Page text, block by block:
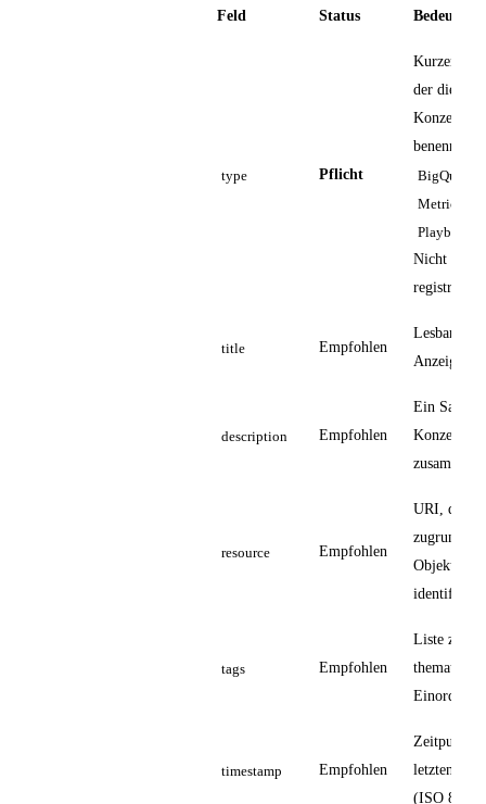
Feld Status Bedeutung
type Pflicht
Kurzer
der die Art
Konzepts
benennt
BigQuery
Metric
Playbook
Nicht
registriert.
title Empfohlen
Lesbarer
description Empfohlen
Ein Satz,
Konzept
resource Empfohlen
URI, die
Objekt
tags Empfohlen
Liste zur
timestamp Empfohlen
Zeitpunkt
letzten
(ISO